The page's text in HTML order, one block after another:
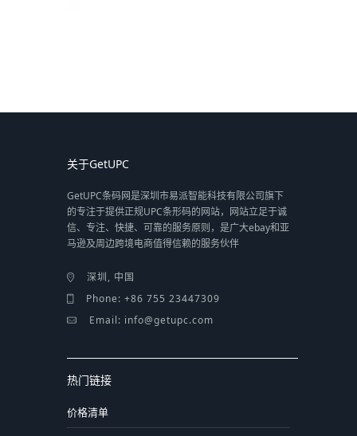
关于GetUPC
GetUPC条码网是深圳市易派智能科技有限公司旗下
的专注于提供正规UPC条形码的网站，网站立足于诚
信、专注、快捷、可靠的服务原则，是广大ebay和亚
马逊及周边跨境电商值得信赖的服务伙伴
深圳, 中国
Phone: +86 755 23447309
Email: info@getupc.com
热门链接
价格清单